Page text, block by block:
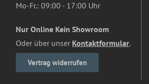
Mo-Fr.: 09:00 - 17:00 Uhr
Nur Online Kein Showroom
Oder über unser Kontaktformular.
Vertrag widerrufen